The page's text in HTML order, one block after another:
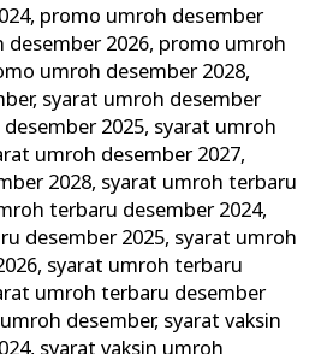
, promo umroh desember
2026, promo umroh
umroh desember 2028,
, syarat umroh desember
2025, syarat umroh
umroh desember 2027,
2028, syarat umroh terbaru
terbaru desember 2024,
desember 2025, syarat umroh
, syarat umroh terbaru
umroh terbaru desember
desember, syarat vaksin